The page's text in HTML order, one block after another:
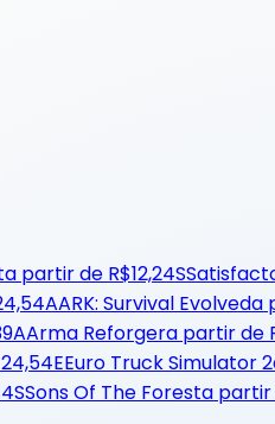
a partir de R$12,24S
AARK: Survival Evolveda
AArma Reforgera partir de
EEuro Truck Simulator 2
SSons Of The Foresta partir